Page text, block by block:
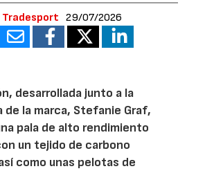
Tradesport 29/07/2026
desarrollada junto a la
de la marca, Stefanie Graf,
pala de alto rendimiento
un tejido de carbono
como unas pelotas de